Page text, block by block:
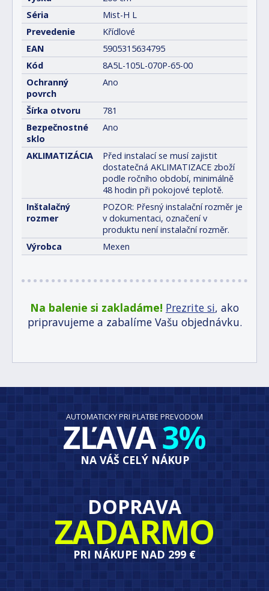
Séria
Mist-H L
Prevedenie
Křídlové
EAN
5905315634795
Kód
8A5L-105L-070P-65-00
Ochranný
povrch
Ano
Šírka otvoru
781
Bezpečnostné
sklo
Ano
AKLIMATIZÁCIA
Před instalací se musí zajistit
dostatečná AKLIMATIZACE zboží
podle ročního období, minimálně
48 hodin při pokojové teplotě.
Inštalačný
rozmer
POZOR: Přesný instalační rozměr je
v dokumentaci, označení v
produktu není instalační rozměr.
Výrobca
Mexen
Na balenie si zakladáme! Prezrite si, ako
pripravujeme a zabalíme Vašu objednávku.
AUTOMATICKY PRI PLATBE PREVODOM
ZĽAVA3%
NA VÁŠ CELÝ NÁKUP
DOPRAVA
ZADARMO
PRI NÁKUPE NAD 299 €